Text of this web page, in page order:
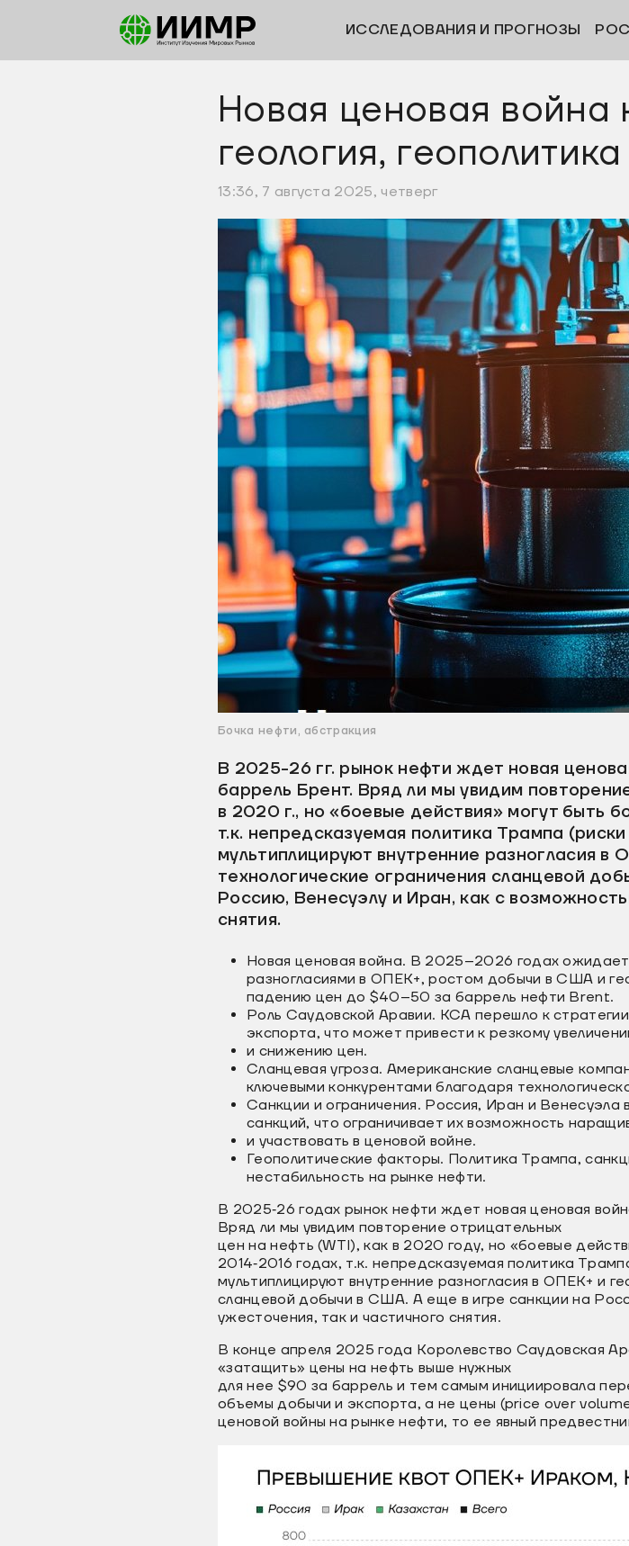
ИССЛЕДОВАНИЯ И ПРОГНОЗЫ
Новая ценовая война
геология,
13:36, 7 августа 2025, четверг
Бочка нефти, абстракция
В 2025-26 гг. рынок нефти ждет новая
баррель Брент. Вряд ли мы увидим
в 2020 г., но «боевые действия» могут быть
т.к. непредсказуемая политика Трампа
мультиплицируют внутренние разногласия в
технологические ограничения сланцевой
Россию, Венесуэлу и Иран, как с
снятия.
Новая ценовая война. В 2025–2026 годах
разногласиями в ОПЕК+, ростом добычи в США и
падению цен до $40–50 за баррель нефти Brent.
Роль Саудовской Аравии. КСА перешло к
экспорта, что может привести к резкому
и снижению цен.
Сланцевая угроза. Американские сланцевые
ключевыми конкурентами благодаря
Санкции и ограничения. Россия, Иран и Венесуэла
санкций, что ограничивает их возможность
и участвовать в ценовой войне.
Геополитические факторы. Политика Трампа,
нестабильность на рынке нефти.
В 2025‐26 годах рынок нефти ждет новая ценовая
Вряд ли мы увидим повторение отрицательных
цен на нефть (WTI), как в 2020 году, но «боевые
2014‐2016 годах, т.к. непредсказуемая политика
мультиплицируют внутренние разногласия в ОПЕК+ и
сланцевой добычи в США. А еще в игре санкции на
ужесточения, так и частичного снятия.
В конце апреля 2025 года Королевство Саудовская
«затащить» цены на нефть выше нужных
для нее $90 за баррель и тем самым инициировала
объемы добычи и экспорта, а не цены (price over
ценовой войны на рынке нефти, то ее явный